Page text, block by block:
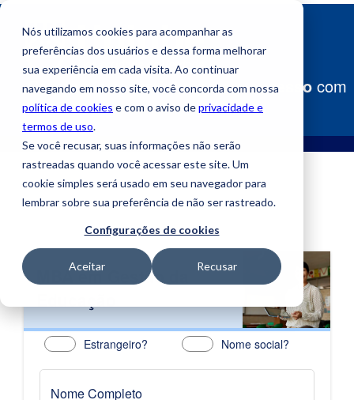
Nós utilizamos cookies para acompanhar as
preferências dos usuários e dessa forma melhorar
sua experiência em cada visita. Ao continuar
navegando em nosso site, você concorda com nossa
política de cookies e com o aviso deprivacidade e
termos de uso.
Se você recusar, suas informações não serão
rastreadas quando você acessar este site. Um
cookie simples será usado em seu navegador para
lembrar sobre sua preferência de não ser rastreado.
Configurações de cookies
Aceitar Recusar
Construaseu caminho para o sucesso com
a Uniube!
MBA em Gestão da
Estrangeiro? Nome social?
Nome Completo